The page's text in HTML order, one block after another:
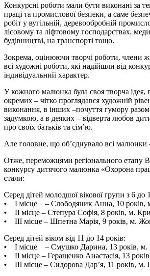
Конкурсні роботи мали бути виконані за
праці та промислової безпеки, а саме
робіт у вугільній, деревообробній
лісовому та ліфтовому господарствах,
будівництві, на транспорті тощо.
Зокрема, оцінюючи творчі роботи, члени
всі художні роботи, які надійшли від
індивідуальний характер.
У кожного малюнка була своя творча ідея,
окремих – чітко проглядався художній
виконання, в інших –почуття гумору
задумкою, а в деяких – відверта любов
про своїх батьків та сім’ю.
Але головне, що об’єднувало всі малюнки
Отже, переможцями регіонального етапу
конкурсу дитячого малюнка «Охорона
стали:
Серед дітей молодшої вікової групи з 6 до
• І місце – Слободяник Анна, 10 років,
• ІІ місце – Степура Софія, 8 років, м.
• ІІІ місце – Шпетна Марія, 9 років, м.
Серед дітей віком від 11 до 14 років:
• І місце – Смушко Дарина, 13 років, м.
• ІІ місце – Геращенко Анастасія, 13
• ІІІ місце – Сидорова Дар’я, 11 років, м.